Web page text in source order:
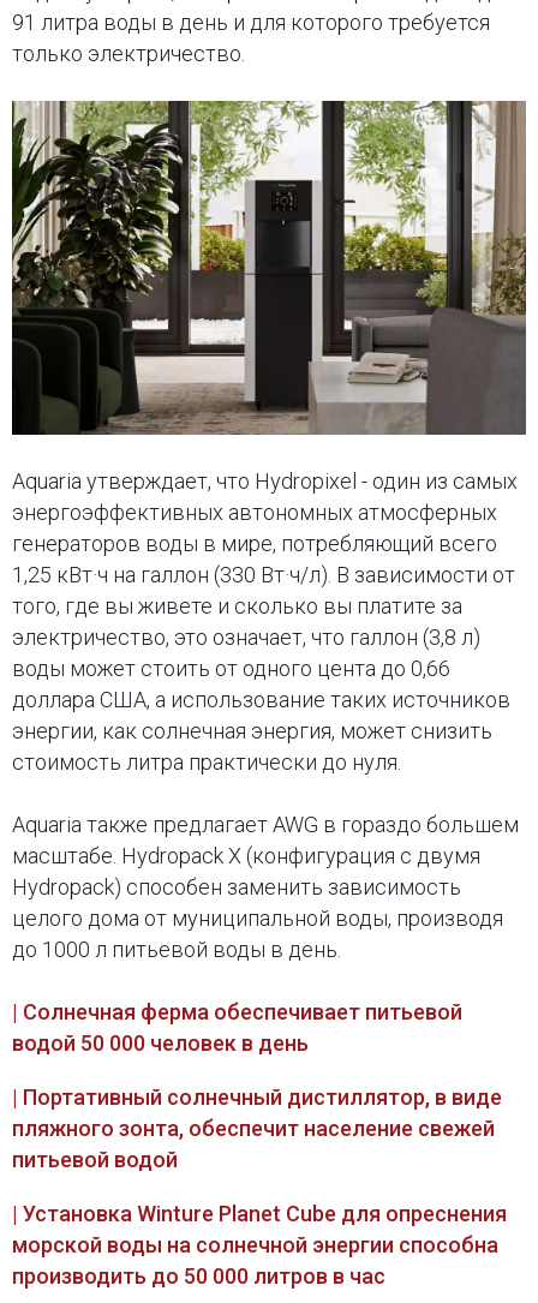
91 литра воды в день и для которого требуется
только электричество.
Aquaria утверждает, что Hydropixel - один из самых
энергоэффективных автономных атмосферных
генераторов воды в мире, потребляющий всего
1,25 кВт·ч на галлон (330 Вт·ч/л). В зависимости от
того, где вы живете и сколько вы платите за
электричество, это означает, что галлон (3,8 л)
воды может стоить от одного цента до 0,66
доллара США, а использование таких источников
энергии, как солнечная энергия, может снизить
стоимость литра практически до нуля.
Aquaria также предлагает AWG в гораздо большем
масштабе. Hydropack X (конфигурация с двумя
Hydropack) способен заменить зависимость
целого дома от муниципальной воды, производя
до 1000 л питьевой воды в день.
| Солнечная ферма обеспечивает питьевой
водой 50 000 человек в день
| Портативный солнечный дистиллятор, в виде
пляжного зонта, обеспечит население свежей
питьевой водой
| Установка Winture Planet Cube для опреснения
морской воды на солнечной энергии способна
производить до 50 000 литров в час